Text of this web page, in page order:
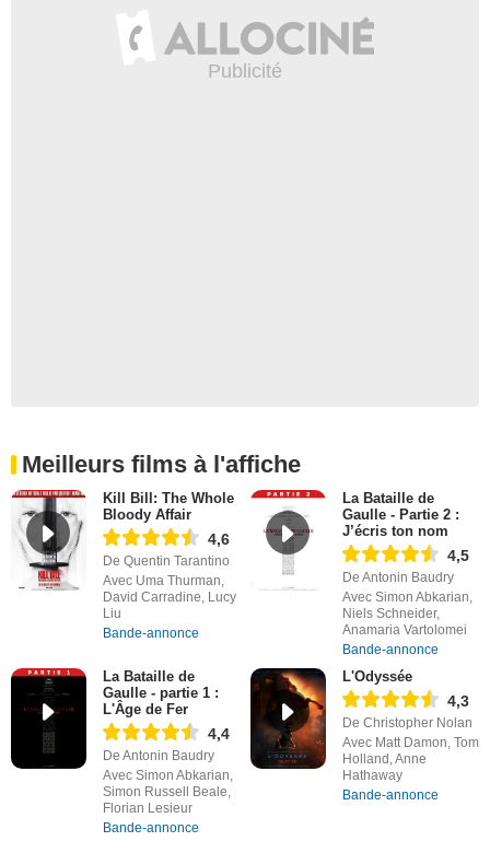
Meilleurs films à l'affiche
Kill Bill: The Whole
Bloody Affair
4,6
De Quentin Tarantino
Avec Uma Thurman,
David Carradine, Lucy
Liu
Bande-annonce
La Bataille de
Gaulle - Partie 2 :
J’écris ton nom
4,5
De Antonin Baudry
Avec Simon Abkarian,
Niels Schneider,
Anamaria Vartolomei
Bande-annonce
La Bataille de
Gaulle - partie 1 :
L'Âge de Fer
4,4
De Antonin Baudry
Avec Simon Abkarian,
Simon Russell Beale,
Florian Lesieur
Bande-annonce
L'Odyssée
4,3
De Christopher Nolan
Avec Matt Damon, Tom
Holland, Anne
Hathaway
Bande-annonce